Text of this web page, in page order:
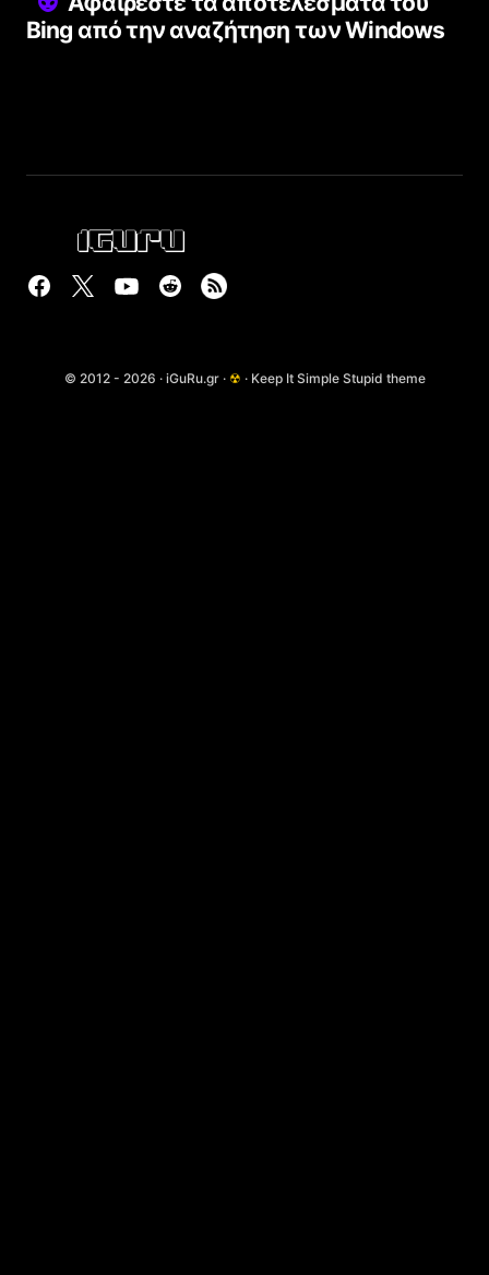
Bing από την αναζήτηση των Windows
© 2012 - 2026 · iGuRu.gr · ☢ · Keep It Simple Stupid theme